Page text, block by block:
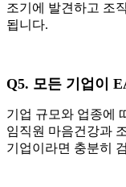
조기에 발견하고 조
됩니다.
Q5. 모든 기업이
기업 규모와 업종에
임직원 마음건강과
기업이라면 충분히